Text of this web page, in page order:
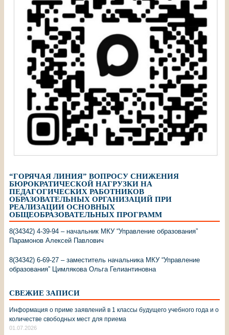
“ГОРЯЧАЯ ЛИНИЯ” ВОПРОСУ СНИЖЕНИЯ
БЮРОКРАТИЧЕСКОЙ НАГРУЗКИ НА
ПЕДАГОГИЧЕСКИХ РАБОТНИКОВ
ОБРАЗОВАТЕЛЬНЫХ ОРГАНИЗАЦИЙ ПРИ
РЕАЛИЗАЦИИ ОСНОВНЫХ
ОБЩЕОБРАЗОВАТЕЛЬНЫХ ПРОГРАММ
8(34342) 4-39-94 – начальник МКУ “Управление образования”
Парамонов Алексей Павлович
8(34342) 6-69-27 – заместитель начальника МКУ “Управление
образования” Цимлякова Ольга Гелиантиновна
СВЕЖИЕ ЗАПИСИ
Информация о приме заявлений в 1 классы будущего учебного года и о
количестве свободных мест для приема
01.07.2026